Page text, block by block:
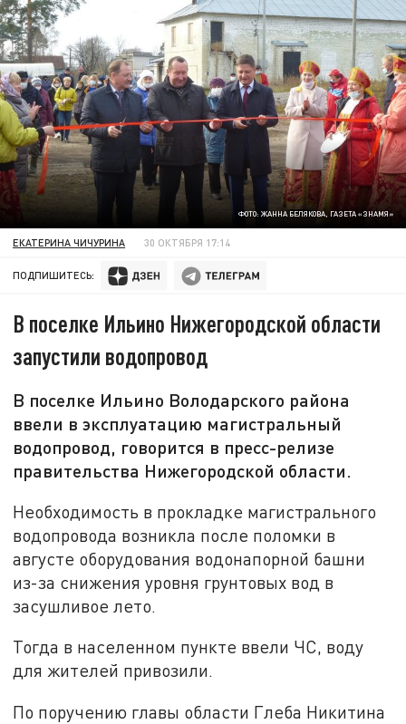
ФОТО: ЖАННА БЕЛЯКОВА, ГАЗЕТА «ЗНАМЯ»
ЕКАТЕРИНА ЧИЧУРИНА 30 ОКТЯБРЯ 17:14
ПОДПИШИТЕСЬ:
В поселке Ильино Нижегородской области
запустили водопровод
В поселке Ильино Володарского района
ввели в эксплуатацию магистральный
водопровод, говорится в пресс-релизе
правительства Нижегородской области.
Необходимость в прокладке магистрального
водопровода возникла после поломки в
августе оборудования водонапорной башни
из-за снижения уровня грунтовых вод в
засушливое лето.
Тогда в населенном пункте ввели ЧС, воду
для жителей привозили.
По поручению главы области Глеба Никитина